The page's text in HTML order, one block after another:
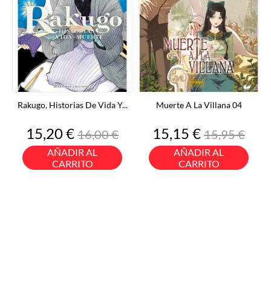
Rakugo, Historias De Vida Y...
Precio
15,20 €Precio
base
16,00 €
AÑADIR AL
CARRITO
Muerte A La Villana 04
Precio
15,15 €Precio
base
15,95 €
AÑADIR AL
CARRITO